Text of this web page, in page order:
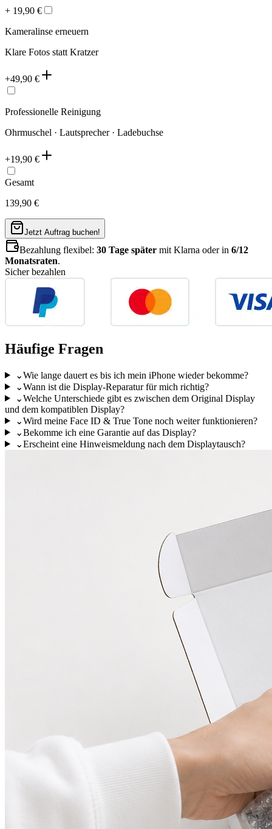
+ 19,90 €
Kameralinse erneuern
Klare Fotos statt Kratzer
+49,90 €
Professionelle Reinigung
Ohrmuschel · Lautsprecher · Ladebuchse
+19,90 €
Gesamt
139,90 €
Jetzt Auftrag buchen!
Bezahlung flexibel: 30 Tage später mit Klarna oder in 6/12
Monatsraten.
Sicher bezahlen
Häufige Fragen
⌄Wie lange dauert es bis ich mein iPhone wieder bekomme?
⌄Wann ist die Display-Reparatur für mich richtig?
⌄Welche Unterschiede gibt es zwischen dem Original Display
und dem kompatiblen Display?
⌄Wird meine Face ID & True Tone noch weiter funktionieren?
⌄Bekomme ich eine Garantie auf das Display?
⌄Erscheint eine Hinweismeldung nach dem Displaytausch?